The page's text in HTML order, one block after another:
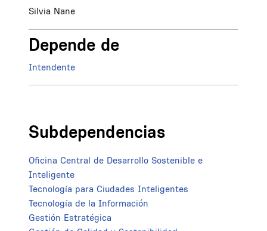
Silvia Nane
Depende de
Intendente
Subdependencias
Oficina Central de Desarrollo Sostenible e
Inteligente
Tecnología para Ciudades Inteligentes
Tecnología de la Información
Gestión Estratégica